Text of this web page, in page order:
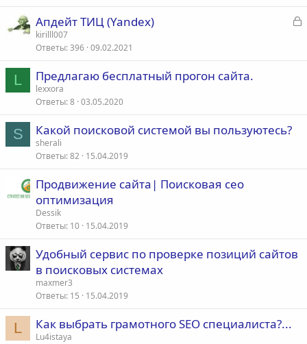
З
Апдейт ТИЦ (Yandex)
kirilll007
Ответы 396 09.02.2021
L Предлагаю бесплатный прогон сайта.
lexxora
Ответы 8 03.05.2020
S Какой поисковой системой вы пользуютесь?
sherali
Ответы 82 15.04.2019
Продвижение сайта| Поисковая сео
оптимизация
Dessik
Ответы 10 15.04.2019
Удобный сервис по проверке позиций сайтов​
в поисковых системах
maxmer3
Ответы 15 15.04.2019
L Как выбрать грамотного SEO специалиста?...
Lu4istaya